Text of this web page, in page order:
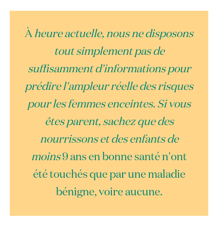
À heure actuelle, nous ne disposons
tout simplement pas de
suffisamment d'informations pour
prédire l'ampleur réelle des risques
pour les femmes enceintes. Si vous
êtes parent, sachez que des
nourrissons et des enfants de
moins9 ans en bonne santé n'ont
été touchés que par une maladie
bénigne, voire aucune.